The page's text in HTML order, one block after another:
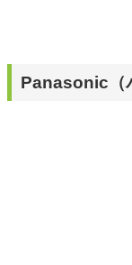
Panasonic（